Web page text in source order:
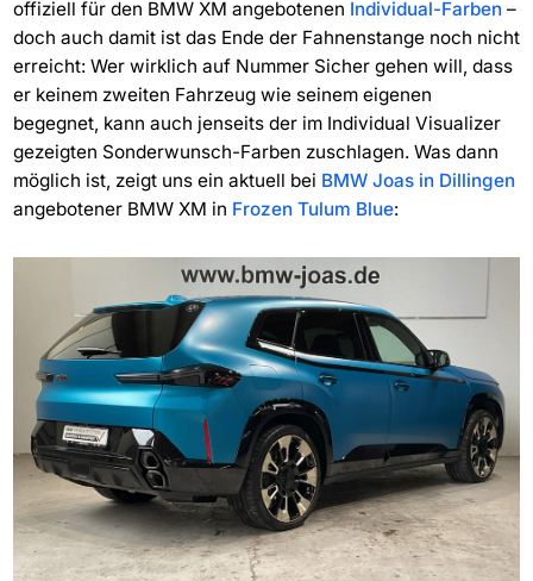
offiziell für den BMW XM angebotenen Individual-Farben–
doch auch damit ist das Ende der Fahnenstange noch nicht
erreicht: Wer wirklich auf Nummer Sicher gehen will, dass
er keinem zweiten Fahrzeug wie seinem eigenen
begegnet, kann auch jenseits der im Individual Visualizer
gezeigten Sonderwunsch-Farben zuschlagen. Was dann
möglich ist, zeigt uns ein aktuell bei BMW Joas in Dillingen
angebotener BMW XM in Frozen Tulum Blue: